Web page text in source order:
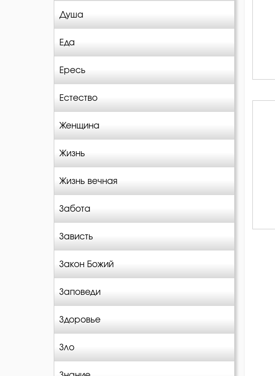
Душа
Еда
Ересь
Естество
Женщина
Жизнь
Жизнь вечная
Забота
Зависть
Закон Божий
Заповеди
Здоровье
Зло